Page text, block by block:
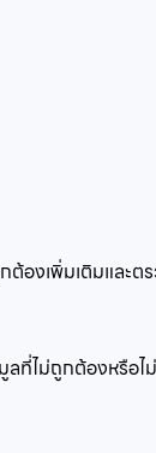
ต้องเพิ่มเติมและ
ลที่ไม่ถูกต้องหรื